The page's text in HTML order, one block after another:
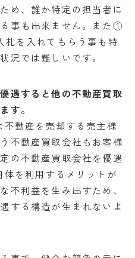
め、誰か特定の担当者に
事も出来ません。また①
札を入れてもらう事も特
況では難しいです。
遇すると他の不動産買取
す。
動産を売却する売主様
不動産買取会社もお客様
の不動産買取会社を優遇
を利用するメリットが
不利益を生み出すため、
する構造が生まれないよ